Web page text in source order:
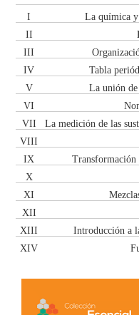
I
La química y
II
III
IV
Tabla
V
La unión
VI
VII
La medición de las
VIII
IX
Transformación
X
XI
XII
XIII
Introducción a
XIV